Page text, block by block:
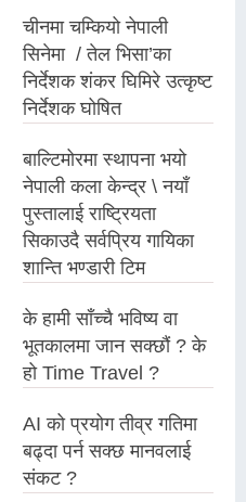
चीनमा चम्कियो नेपाली
सिनेमा / तेल भिसा’का
निर्देशक शंकर घिमिरे उत्कृष्ट
निर्देशक घोषित
बाल्टिमोरमा स्थापना भयो
नेपाली कला केन्द्र \ नयाँ
पुस्तालाई राष्ट्रियता
सिकाउदै सर्वप्रिय गायिका
शान्ति भण्डारी टिम
के हामी साँच्चै भविष्य वा
भूतकालमा जान सक्छौं ? के
हो Time Travel ?
AI को प्रयोग तीव्र गतिमा
बढ्दा पर्न सक्छ मानवलाई
संकट ?